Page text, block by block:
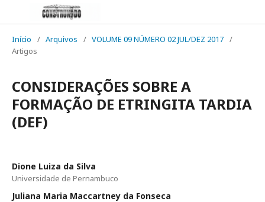
Início / Arquivos / VOLUME 09 NÚMERO 02 JUL/DEZ 2017 /
Artigos
CONSIDERAÇÕES SOBRE A
FORMAÇÃO DE ETRINGITA TARDIA
(DEF)
Dione Luiza da Silva
Universidade de Pernambuco
Juliana Maria Maccartney da Fonseca